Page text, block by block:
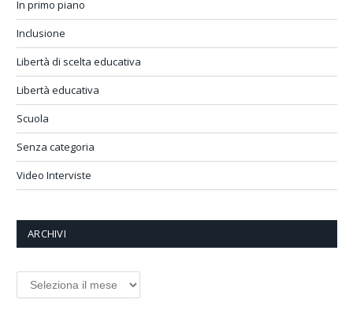
In primo piano
Inclusione
Libertà di scelta educativa
Libertà educativa
Scuola
Senza categoria
Video Interviste
ARCHIVI
Archivi